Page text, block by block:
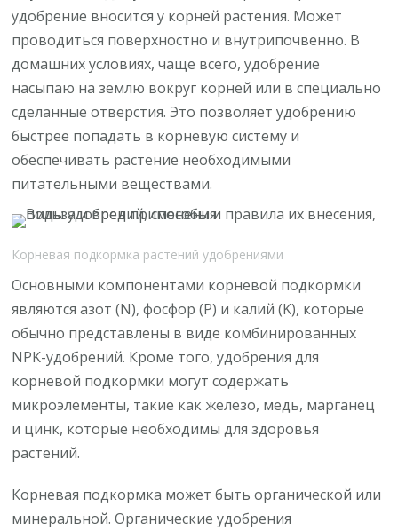
удобрение вносится у корней растения. Может
проводиться поверхностно и внутрипочвенно. В
домашних условиях, чаще всего, удобрение
насыпаю на землю вокруг корней или в специально
сделанные отверстия. Это позволяет удобрению
быстрее попадать в корневую систему и
обеспечивать растение необходимыми
питательными веществами.
Корневая подкормка растений удобрениями
Основными компонентами корневой подкормки
являются азот (N), фосфор (P) и калий (K), которые
обычно представлены в виде комбинированных
NPK-удобрений. Кроме того, удобрения для
корневой подкормки могут содержать
микроэлементы, такие как железо, медь, марганец
и цинк, которые необходимы для здоровья
растений.
Корневая подкормка может быть органической или
минеральной. Органические удобрения